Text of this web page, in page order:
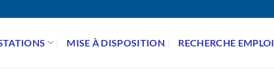
MISE À DISPOSITION RECHERCHE EMPLOI